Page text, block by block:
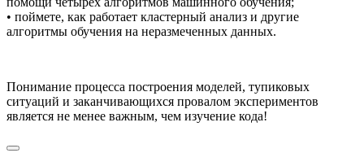
• поймете, как работает кластерный анализ и другие
алгоритмы обучения на неразмеченных данных.
Понимание процесса построения моделей, тупиковых
ситуаций и заканчивающихся провалом экспериментов
является не менее важным, чем изучение кода!